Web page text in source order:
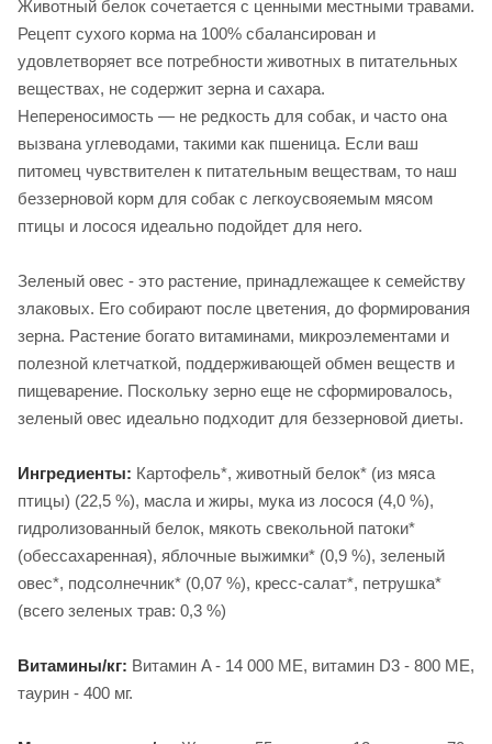
Животный белок сочетается с ценными местными травами.
Рецепт сухого корма на 100% сбалансирован и
удовлетворяет все потребности животных в питательных
веществах, не содержит зерна и сахара.
Непереносимость — не редкость для собак, и часто она
вызвана углеводами, такими как пшеница. Если ваш
питомец чувствителен к питательным веществам, то наш
беззерновой корм для собак с легкоусвояемым мясом
птицы и лосося идеально подойдет для него.
Зеленый овес - это растение, принадлежащее к семейству
злаковых. Его собирают после цветения, до формирования
зерна. Растение богато витаминами, микроэлементами и
полезной клетчаткой, поддерживающей обмен веществ и
пищеварение. Поскольку зерно еще не сформировалось,
зеленый овес идеально подходит для беззерновой диеты.
Ингредиенты: Картофель*, животный белок* (из мяса
птицы) (22,5 %), масла и жиры, мука из лосося (4,0 %),
гидролизованный белок, мякоть свекольной патоки*
(обессахаренная), яблочные выжимки* (0,9 %), зеленый
овес*, подсолнечник* (0,07 %), кресс-салат*, петрушка*
(всего зеленых трав: 0,3 %)
Витамины/кг: Витамин A - 14 000 МЕ, витамин D3 - 800 МЕ,
таурин - 400 мг.